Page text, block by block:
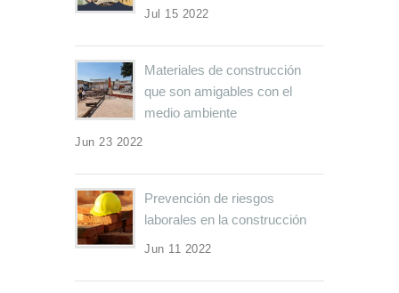
Jul 15 2022
Materiales de construcción
que son amigables con el
medio ambiente
Jun 23 2022
Prevención de riesgos
laborales en la construcción
Jun 11 2022